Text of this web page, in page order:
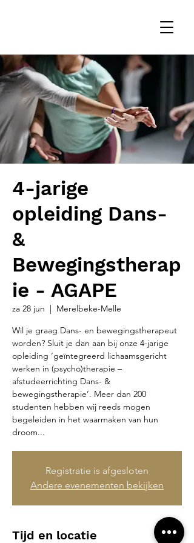
4-jarige
opleiding Dans-
&
Bewegingstherap
ie - AGAPE
za 28 jun
  |
Merelbeke-Melle
Wil je graag Dans- en bewegingstherapeut
worden? Sluit je dan aan bij onze 4-jarige
opleiding ‘geïntegreerd lichaamsgericht
werken in (psycho)therapie –
afstudeerrichting Dans- &
bewegingstherapie’. Meer dan 200
studenten hebben wij reeds mogen
begeleiden in het waarmaken van hun
droom...
Registratie is afgesloten
Andere evenementen bekijken
Tijd en locatie